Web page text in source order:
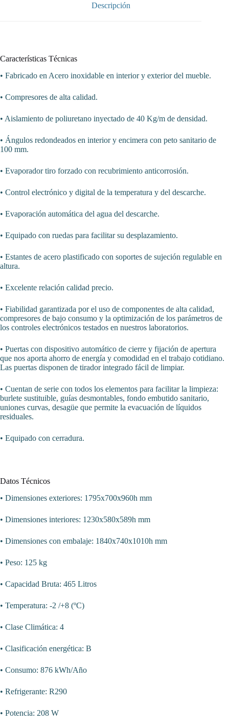
Descripción
Características Técnicas
• Fabricado en Acero inoxidable en interior y exterior del mueble.
• Compresores de alta calidad.
• Aislamiento de poliuretano inyectado de 40 Kg/m de densidad.
• Ángulos redondeados en interior y encimera con peto sanitario de
100 mm.
• Evaporador tiro forzado con recubrimiento anticorrosión.
• Control electrónico y digital de la temperatura y del descarche.
• Evaporación automática del agua del descarche.
• Equipado con ruedas para facilitar su desplazamiento.
• Estantes de acero plastificado con soportes de sujeción regulable en
altura.
• Excelente relación calidad precio.
• Fiabilidad garantizada por el uso de componentes de alta calidad,
compresores de bajo consumo y la optimización de los parámetros de
los controles electrónicos testados en nuestros laboratorios.
• Puertas con dispositivo automático de cierre y fijación de apertura
que nos aporta ahorro de energía y comodidad en el trabajo cotidiano.
Las puertas disponen de tirador integrado fácil de limpiar.
• Cuentan de serie con todos los elementos para facilitar la limpieza:
burlete sustituible, guías desmontables, fondo embutido sanitario,
uniones curvas, desagüe que permite la evacuación de líquidos
residuales.
• Equipado con cerradura.
Datos Técnicos
• Dimensiones exteriores: 1795x700x960h mm
• Dimensiones interiores: 1230x580x589h mm
• Dimensiones con embalaje: 1840x740x1010h mm
• Peso: 125 kg
• Capacidad Bruta: 465 Litros
• Temperatura: -2 /+8 (ºC)
• Clase Climática: 4
• Clasificación energética: B
• Consumo: 876 kWh/Año
• Refrigerante: R290
• Potencia: 208 W